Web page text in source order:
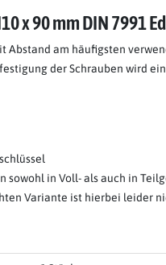
x 90 mm DIN 7991
Abstand am häufigsten
der Schrauben wird
sowohl in Voll- als auch in
Variante ist hierbei leider